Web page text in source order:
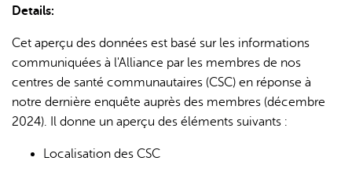
Details:
Cet aperçu des données est basé sur les informations
communiquées à l'Alliance par les membres de nos
centres de santé communautaires (CSC) en réponse à
notre dernière enquête auprès des membres (décembre
2024). Il donne un aperçu des éléments suivants :
Localisation des CSC